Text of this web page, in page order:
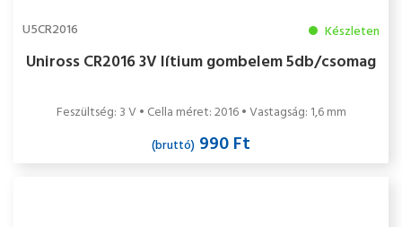
U5CR2016 Készleten
Uniross CR2016 3V lítium gombelem 5db/csomag
Feszültség: 3 V • Cella méret: 2016 • Vastagság: 1,6 mm
(bruttó) 990 Ft